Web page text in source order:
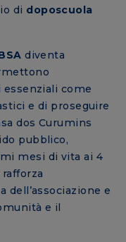
di doposcuola
diventa
essenziali come
e di proseguire
dos Curumins
pubblico,
mesi di vita ai 4
dell’associazione e
e il